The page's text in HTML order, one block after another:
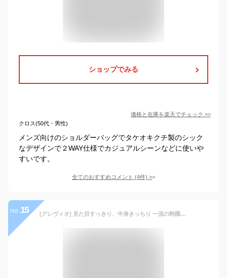
ショップでみる
価格と在庫を楽天でチェック >>
クロス(50代・男性)
メンズ向けのショルダーバッグでタケオキクチ製のシック
なデザインで２WAY仕様でカジュアルシーンなどに使いや
すいです。
全てのおすすめコメント (4件) >
no. 15 [グレヴィオ] 見た目すっきり、中身きっちり 一流の鞄職人が作る シンプル A4サイズが入る ビジネストート ビジネスバッグ トートバッグ メンズ ビジネス 大容量 カジュアル